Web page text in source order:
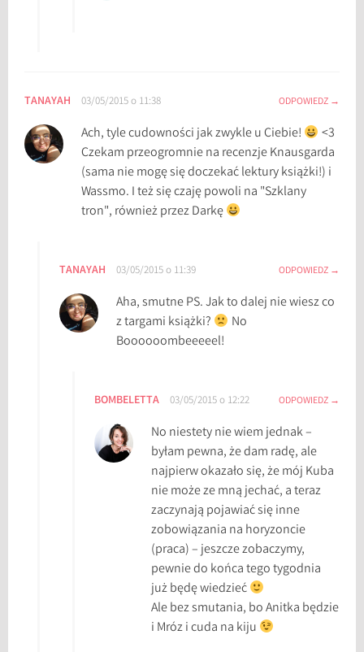
TANAYAH 03/05/2015 o 11:38 ODPOWIEDZ
Ach, tyle cudowności jak zwykle u Ciebie!
<3
Czekam przeogromnie na recenzje Knausgarda
(sama nie mogę się doczekać lektury książki!) i
Wassmo. I też się czaję powoli na "Szklany
tron", również przez Darkę
TANAYAH 03/05/2015 o 11:39 ODPOWIEDZ
Aha, smutne PS. Jak to dalej nie wiesz co
z targami książki?
No
Boooooombeeeeel!
BOMBELETTA 03/05/2015 o 12:22 ODPOWIEDZ
No niestety nie wiem jednak –
byłam pewna, że dam radę, ale
najpierw okazało się, że mój Kuba
nie może ze mną jechać, a teraz
zaczynają pojawiać się inne
zobowiązania na horyzoncie
(praca) – jeszcze zobaczymy,
pewnie do końca tego tygodnia
już będę wiedzieć
Ale bez smutania, bo Anitka będzie
i Mróz i cuda na kiju